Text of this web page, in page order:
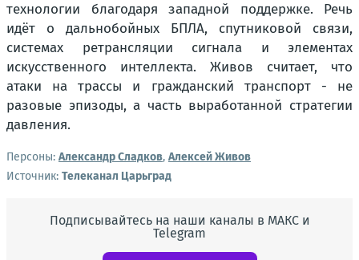
технологии благодаря западной поддержке. Речь
идёт о дальнобойных БПЛА, спутниковой связи,
системах ретрансляции сигнала и элементах
искусственного интеллекта. Живов считает, что
атаки на трассы и гражданский транспорт - не
разовые эпизоды, а часть выработанной стратегии
давления.
Персоны: Александр Сладков, Алексей Живов
Источник: Телеканал Царьград
Подписывайтесь на наши каналы в МАКС и
Telegram